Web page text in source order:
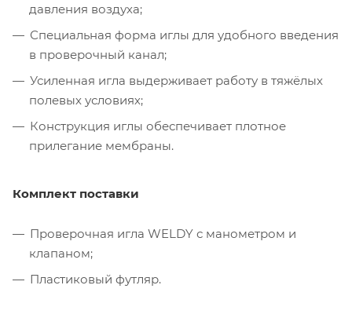
давления воздуха;
Специальная форма иглы для удобного введения
в проверочный канал;
Усиленная игла выдерживает работу в тяжёлых
полевых условиях;
Конструкция иглы обеспечивает плотное
прилегание мембраны.
Комплект поставки
Проверочная игла WELDY с манометром и
клапаном;
Пластиковый футляр.